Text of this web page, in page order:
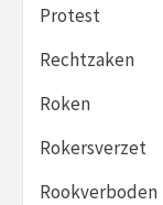
Protest
Rechtzaken
Roken
Rokersverzet
Rookverboden